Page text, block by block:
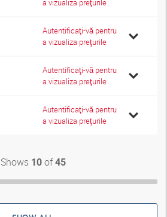
a vizualiza preţurile
Autentificaţi-vă pentru
a vizualiza preţurile
Autentificaţi-vă pentru
a vizualiza preţurile
Autentificaţi-vă pentru
a vizualiza preţurile
Shows 10of45